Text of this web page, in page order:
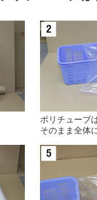
ポリチューブ
そのまま全体